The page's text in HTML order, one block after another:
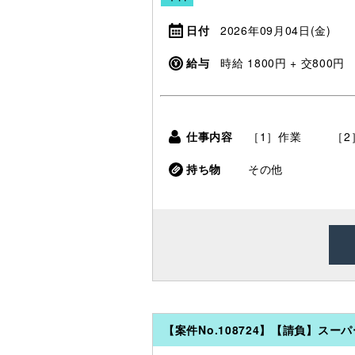
日付 2026年09月04日(金)
給与 時給 1800円 + 交800円
仕事内容 ［1］作業 ［2
持ち物 その他
【案件No.108724】【請負】スー